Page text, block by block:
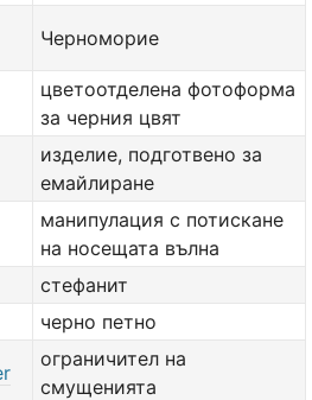
Черноморие
цветоотделена фотоформа
за черния цвят
изделие, подготвено за
емайлиране
манипулация с потискане
на носещата вълна
стефанит
черно петно
ограничител на
смущенията